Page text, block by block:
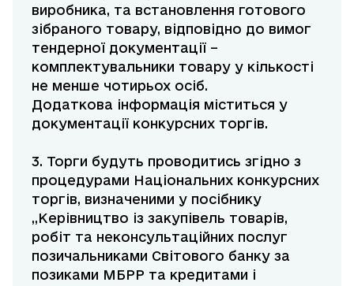
виробника, та встановлення готового
зібраного товару, відповідно до вимог
тендерної документації –
комплектувальники товару у кількості
не менше чотирьох осіб.
Додаткова інформація міститься у
документації конкурсних торгів.
3. Торги будуть проводитись згідно з
процедурами Національних конкурсних
торгів, визначеними у посібнику
„Керівництво із закупівель товарів,
робіт та неконсультаційних послуг
позичальниками Світового банку за
позиками МБРР та кредитами і